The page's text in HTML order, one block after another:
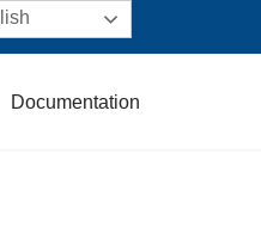
Documentation